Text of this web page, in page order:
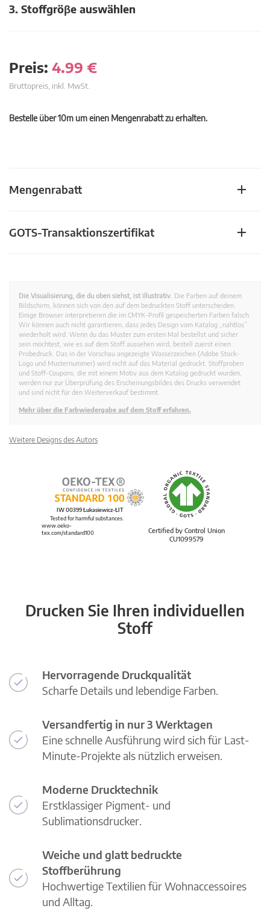
3. Stoffgröβe auswählen
Preis: 4.99 €
Bruttopreis, inkl. MwSt.
Bestelle über 10m um einen Mengenrabatt zu erhalten.
Mengenrabatt
GOTS-Transaktionszertifikat
Die Visualisierung, die du oben siehst, ist illustrativ. Die Farben auf deinem
Bildschirm, können sich von den auf dem bedruckten Stoff unterscheiden.
Einige Browser interpretieren die im CMYK-Profil gespeicherten Farben falsch.
Wir können auch nicht garantieren, dass jedes Design vom Katalog „nahtlos”
wiederholt wird. Wenn du das Muster zum ersten Mal bestellst und sicher
sein möchtest, wie es auf dem Stoff aussehen wird, bestell zuerst einen
Probedruck. Das in der Vorschau angezeigte Wasserzeichen (Adobe Stock-
Logo und Musternummer) wird nicht auf das Material gedruckt. Stoffproben
und Stoff-Coupons, die mit einem Motiv aus dem Katalog gedruckt wurden,
werden nur zur Überprüfung des Erscheinungsbildes des Drucks verwendet
und sind nicht für den Weiterverkauf bestimmt.
Mehr über die Farbwiedergabe auf dem Stoff erfahren.
Weitere Designs des Autors
Certified by Control Union
CU1099579
IW 00399 Łukasiewicz-ŁIT
Tested for harmful substances.
www.oeko-
tex.com/standard100
Drucken Sie Ihren individuellen
Stoff
Hervorragende Druckqualität
Scharfe Details und lebendige Farben.
Versandfertig in nur 3 Werktagen
Eine schnelle Ausführung wird sich für Last-
Minute-Projekte als nützlich erweisen.
Moderne Drucktechnik
Erstklassiger Pigment- und
Sublimationsdrucker.
Weiche und glatt bedruckte
Stoffberührung
Hochwertige Textilien für Wohnaccessoires
und Alltag.